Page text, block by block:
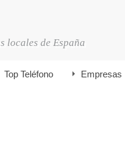
locales de España
Top Teléfono Empresas